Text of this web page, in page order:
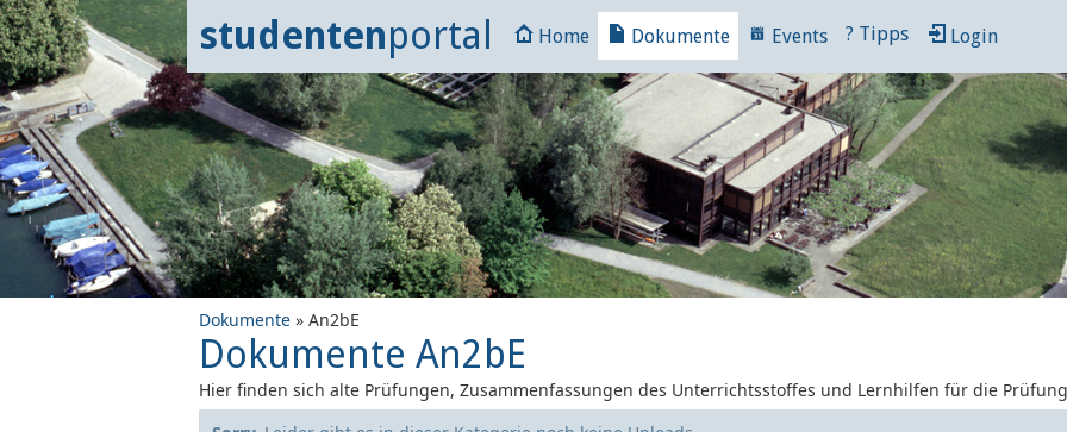
studentenportal Home Dokumente Events ? Tipps Login
Dokumente » An2bE
Dokumente An2bE
Hier finden sich alte Prüfungen, Zusammenfassungen des Unterrichtsstoffes und Lernhilfen für die